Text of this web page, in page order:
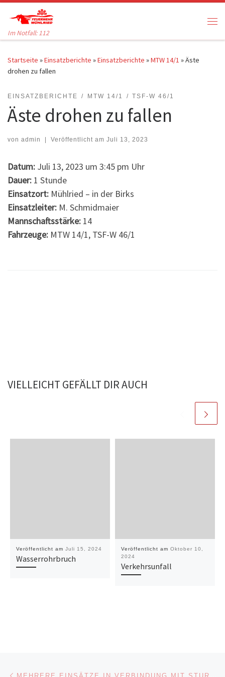
Zum Inhalt springen
Im Notfall: 112
Startseite »Einsatzberichte »Einsatzberichte »MTW 14/1 »Äste
drohen zu fallen
EINSATZBERICHTE MTW 14/1 TSF-W 46/1
Äste drohen zu fallen
von admin | Veröffentlicht am Juli 13, 2023
Datum: Juli 13, 2023 um 3:45 pm Uhr
Dauer: 1 Stunde
Einsatzort: Mühlried – in der Birks
Einsatzleiter: M. Schmidmaier
Mannschaftsstärke: 14
Fahrzeuge: MTW 14/1, TSF-W 46/1
VIELLEICHT GEFÄLLT DIR AUCH
Veröffentlicht am Juli 15, 2024
Wasserrohrbruch
Veröffentlicht am Oktober 10,
2024
Verkehrsunfall
Beitragsnavigation